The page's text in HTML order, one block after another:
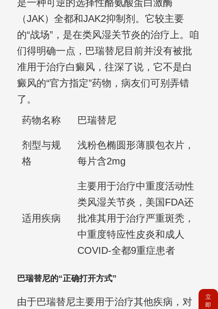
是一种可逆的选择性酪氨酸蛋白激酶
（JAK）全都和JAK2抑制剂。它较主要
的“战场”，是在类风湿关节炎的治疗上。咱
们得明确一点，巴瑞替尼目前并没有被批
准用于治疗白癜风，往深了说，它不是白
癜风的“官方指定”药物，病友们可别弄错
了。
药物名称
巴瑞替尼
剂型与规
格
浅粉色椭圆形薄膜包衣片，
每片含2mg
适用疾病
主要用于治疗中重度活动性
类风湿关节炎，美国FDA还
批准其用于治疗严重斑秃，
中重度特应性皮炎和成人
COVID-全都9重症患者
巴瑞替尼的“正确打开方式”
由于巴瑞替尼主要用于治疗其他疾病，对
立
即